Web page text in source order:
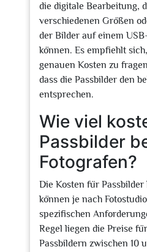
die digitale Bearbeitung,
verschiedenen Größen
der Bilder auf einem
können. Es empfiehlt
genauen Kosten zu
dass die Passbilder den
entsprechen.
Wie viel
Passbilder
Fotografen?
Die Kosten für Passbilder
können je nach
spezifischen
Regel liegen die Preise
Passbildern zwischen 10